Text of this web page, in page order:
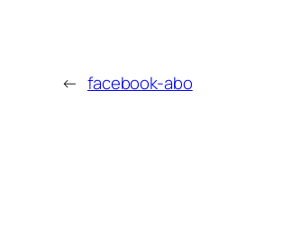
← facebook-abo